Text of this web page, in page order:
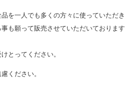
を一人でも多くの方々に使っていただき
も願って販売させていただいております
とってください。
ください。